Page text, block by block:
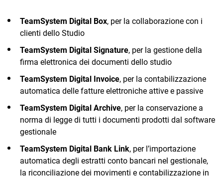
TeamSystem Digital Box, per la collaborazione con i
clienti dello Studio
TeamSystem Digital Signature, per la gestione della
firma elettronica dei documenti dello studio
TeamSystem Digital Invoice, per la contabilizzazione
automatica delle fatture elettroniche attive e passive
TeamSystem Digital Archive, per la conservazione a
norma di legge di tutti i documenti prodotti dal software
gestionale
TeamSystem Digital Bank Link, per l’importazione
automatica degli estratti conto bancari nel gestionale,
la riconciliazione dei movimenti e contabilizzazione in